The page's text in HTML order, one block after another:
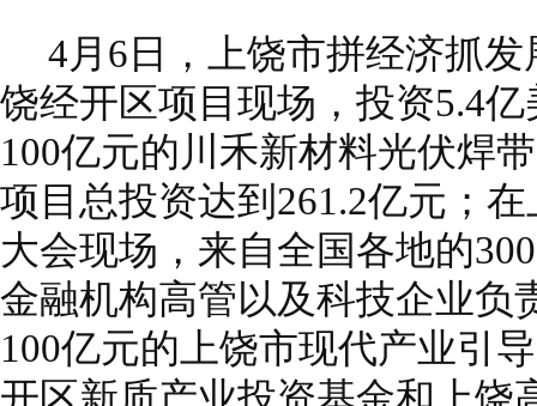
4月6日，上饶市拼经济抓
饶经开区项目现场，投资5.4
100亿元的川禾新材料光伏焊
项目总投资达到261.2亿元；
大会现场，来自全国各地的
金融机构高管以及科技企业负
100亿元的上饶市现代产业引